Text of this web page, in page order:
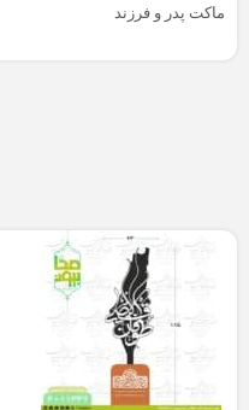
ماکت پدر و فرزند